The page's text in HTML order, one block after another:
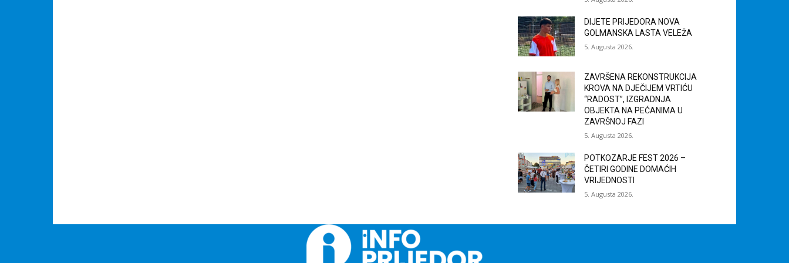
DIJETE PRIJEDORA NOVA
GOLMANSKA LASTA VELEŽA
5. Augusta 2026.
ZAVRŠENA REKONSTRUKCIJA
KROVA NA DJEČIJEM VRTIĆU
“RADOST”, IZGRADNJA
OBJEKTA NA PEĆANIMA U
ZAVRŠNOJ FAZI
5. Augusta 2026.
POTKOZARJE FEST 2026 –
ČETIRI GODINE DOMAĆIH
VRIJEDNOSTI
5. Augusta 2026.